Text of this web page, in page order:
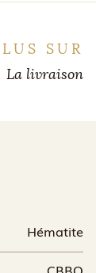
SUR
La livraison
Hématite